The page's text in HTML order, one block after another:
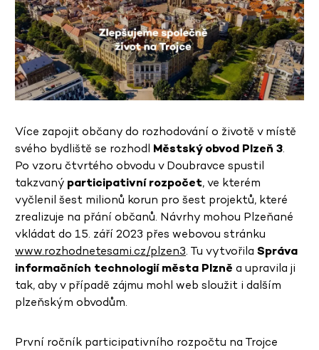
Více zapojit občany do rozhodování o životě v místě
svého bydliště se rozhodl Městský obvod Plzeň 3.
Po vzoru čtvrtého obvodu v Doubravce spustil
takzvaný participativní rozpočet, ve kterém
vyčlenil šest milionů korun pro šest projektů, které
zrealizuje na přání občanů. Návrhy mohou Plzeňané
vkládat do 15. září 2023 přes webovou stránku
www.rozhodnetesami.cz/plzen3. Tu vytvořila Správa
informačních technologií města Plzně a upravila ji
tak, aby v případě zájmu mohl web sloužit i dalším
plzeňským obvodům.
První ročník participativního rozpočtu na Trojce